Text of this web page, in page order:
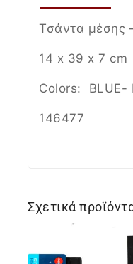
Τσάντα μέσης
14 x 39 x 7 cm
Colors: BLUE-
146477
Σχετικά